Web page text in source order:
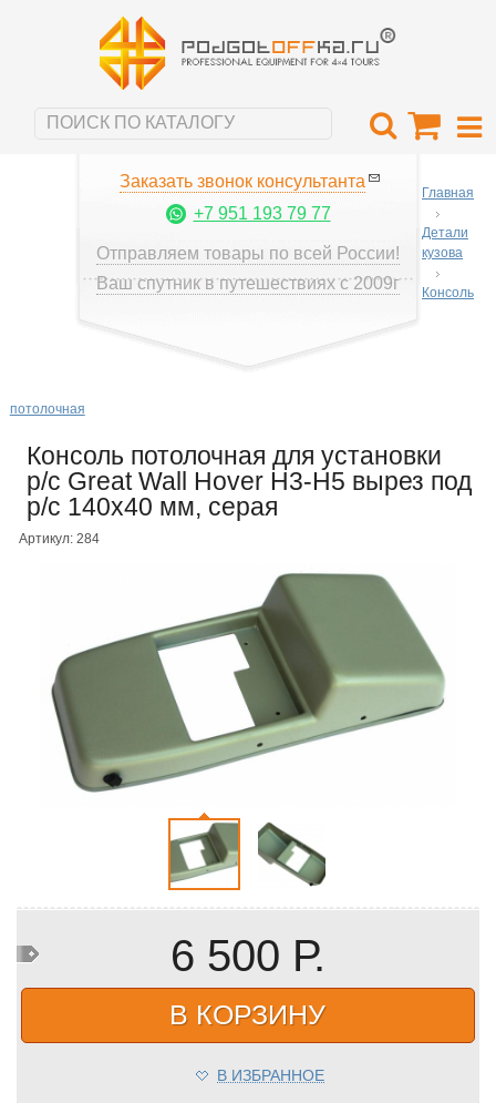
Заказать звонок консультанта
+7 951 193 79 77
Отправляем товары по всей России!
Ваш спутник в путешествиях с 2009г
Главная
Детали
кузова
Консоль
потолочная
Консоль потолочная для установки
р/c Great Wall Hover H3-H5 вырез под
р/c 140х40 мм, серая
Артикул: 284
6 500 Р.
В КОРЗИНУ
В ИЗБРАННОЕ